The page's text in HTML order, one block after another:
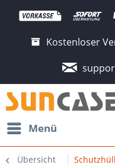
Kostenloser
Menü
Übersicht